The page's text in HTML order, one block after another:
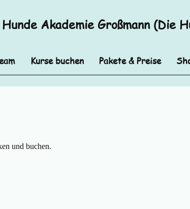
Akademie Großmann (Die
Kurse buchen Pakete & Preise
und buchen.